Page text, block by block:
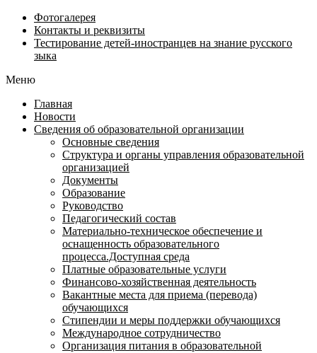
Фотогалерея
Контакты и реквизиты
Тестирование детей-иностранцев на знание русского
зыка
Меню
Главная
Новости
Сведения об образовательной организации
Основные сведения
Структура и органы управления образовательной
организацией
Документы
Образование
Руководство
Педагогический состав
Материально-техническое обеспечение и
оснащенность образовательного
процесса.Доступная среда
Платные образовательные услуги
Финансово-хозяйственная деятельность
Вакантные места для приема (перевода)
обучающихся
Стипендии и меры поддержки обучающихся
Международное сотрудничество
Организация питания в образовательной